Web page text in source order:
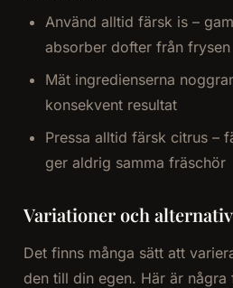
Använd alltid färsk is –
absorber dofter från frysen
Mät ingredienserna
konsekvent resultat
Pressa alltid färsk citrus –
ger aldrig samma fräschör
Variationer och alternativ
Det finns många sätt att
den till din egen. Här är